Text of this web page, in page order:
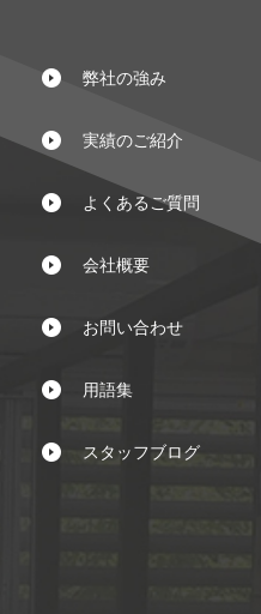
弊社の強み
実績のご紹介
よくあるご質問
会社概要
お問い合わせ
用語集
スタッフブログ